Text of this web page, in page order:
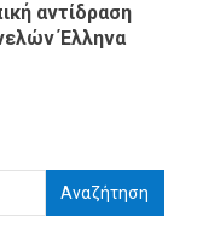
αντίδραση
Έλληνα